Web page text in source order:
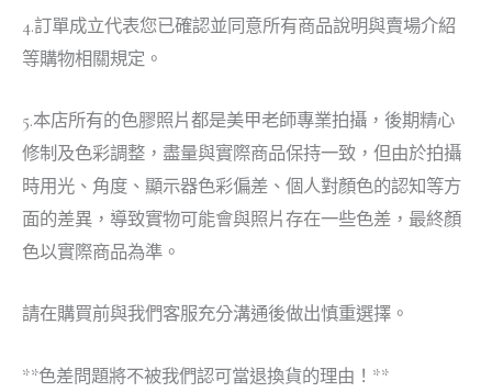
4.訂單成立代表您已確認並同意所有商品說明與賣場介紹
等購物相關規定。
5.本店所有的色膠照片都是美甲老師專業拍攝，後期精心
修制及色彩調整，盡量與實際商品保持一致，但由於拍攝
時用光、角度、顯示器色彩偏差、個人對顏色的認知等方
面的差異，導致實物可能會與照片存在一些色差，最終顏
色以實際商品為準。
請在購買前與我們客服充分溝通後做出慎重選擇。
**色差問題將不被我們認可當退換貨的理由！**